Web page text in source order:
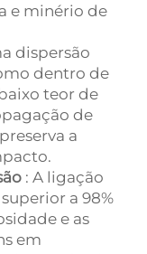
e minério de
dispersão
dentro de
teor de
de
a
: A ligação
a 98%
e as
em